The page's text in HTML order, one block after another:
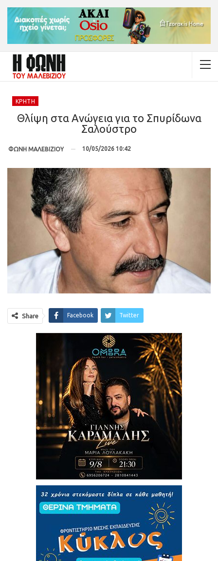
ΚΡΉΤΗ
Θλίψη στα Ανώγεια για το Σπυρίδωνα
Σαλούστρο
ΦΩΝΗ ΜΑΛΕΒΙΖΙΟΥ 10/05/2026 10:42
Share Facebook Twitter